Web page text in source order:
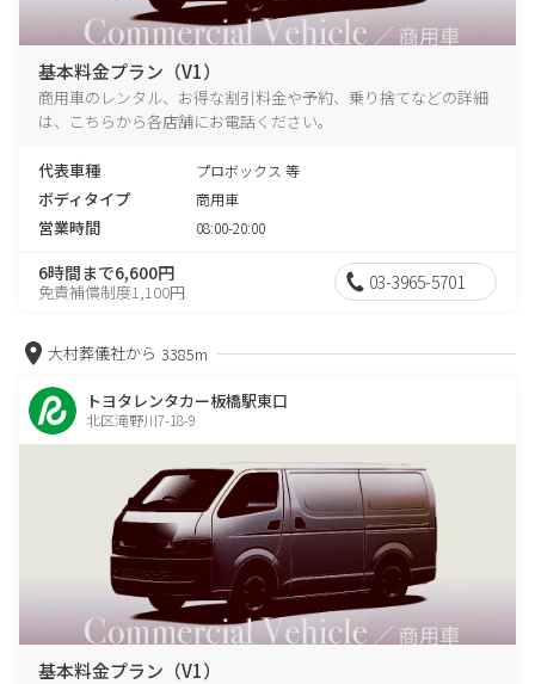
基本料金プラン（V1）
商用車のレンタル、お得な割引料金や予約、乗り捨てなどの詳細
は、こちらから各店舗にお電話ください。
代表車種 プロボックス 等
ボディタイプ 商用車
営業時間 08:00-20:00
6時間まで6,600円
免責補償制度1,100円 03-3965-5701
大村葬儀社から 3385m
トヨタレンタカー板橋駅東口
北区滝野川7-18-9
基本料金プラン（V1）